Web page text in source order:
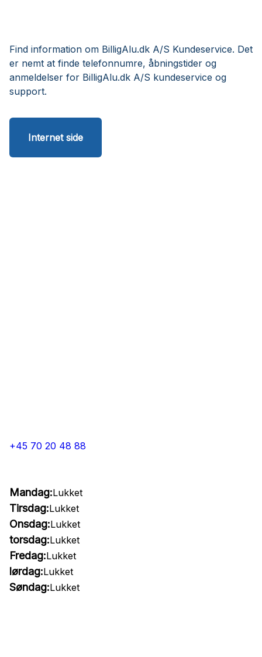
Find information om BilligAlu.dk A/S Kundeservice. Det
er nemt at finde telefonnumre, åbningstider og
anmeldelser for BilligAlu.dk A/S kundeservice og
support.
Internet side
+45 70 20 48 88
Mandag:Lukket
Tirsdag:Lukket
Onsdag:Lukket
torsdag:Lukket
Fredag:Lukket
lørdag:Lukket
Søndag:Lukket